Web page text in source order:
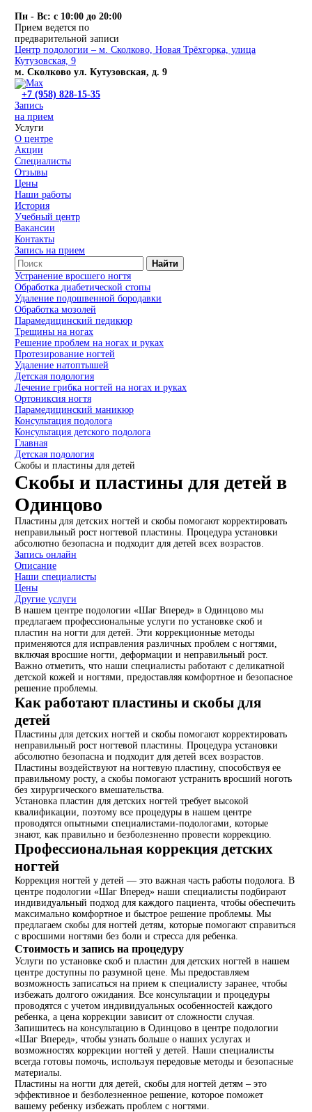
Пн - Вс: с 10:00 до 20:00
Прием ведется по
предварительной записи
Центр подологии – м. Сколково, Новая Трёхгорка, улица
Кутузовская, 9
м. Сколково ул. Кутузовская, д. 9
+7 (958) 828-15-35
Запись
на прием
Услуги
О центре
Акции
Специалисты
Отзывы
Цены
Наши работы
История
Учебный центр
Вакансии
Контакты
Запись на прием
Найти
Устранение вросшего ногтя
Обработка диабетической стопы
Удаление подошвенной бородавки
Обработка мозолей
Парамедицинский педикюр
Трещины на ногах
Решение проблем на ногах и руках
Протезирование ногтей
Удаление натоптышей
Детская подология
Лечение грибка ногтей на ногах и руках
Ортониксия ногтя
Парамедицинский маникюр
Консультация подолога
Консультация детского подолога
Главная
Детская подология
Скобы и пластины для детей
Скобы и пластины для детей в
Одинцово
Пластины для детских ногтей и скобы помогают корректировать
неправильный рост ногтевой пластины. Процедура установки
абсолютно безопасна и подходит для детей всех возрастов.
Запись онлайн
Описание
Наши специалисты
Цены
Другие услуги
В нашем центре подологии «Шаг Вперед» в Одинцово мы
предлагаем профессиональные услуги по установке скоб и
пластин на ногти для детей. Эти коррекционные методы
применяются для исправления различных проблем с ногтями,
включая вросшие ногти, деформации и неправильный рост.
Важно отметить, что наши специалисты работают с деликатной
детской кожей и ногтями, предоставляя комфортное и безопасное
решение проблемы.
Как работают пластины и скобы для
детей
Пластины для детских ногтей и скобы помогают корректировать
неправильный рост ногтевой пластины. Процедура установки
абсолютно безопасна и подходит для детей всех возрастов.
Пластины воздействуют на ногтевую пластину, способствуя ее
правильному росту, а скобы помогают устранить вросший ноготь
без хирургического вмешательства.
Установка пластин для детских ногтей требует высокой
квалификации, поэтому все процедуры в нашем центре
проводятся опытными специалистами-подологами, которые
знают, как правильно и безболезненно провести коррекцию.
Профессиональная коррекция детских
ногтей
Коррекция ногтей у детей — это важная часть работы подолога. В
центре подологии «Шаг Вперед» наши специалисты подбирают
индивидуальный подход для каждого пациента, чтобы обеспечить
максимально комфортное и быстрое решение проблемы. Мы
предлагаем скобы для ногтей детям, которые помогают справиться
с вросшими ногтями без боли и стресса для ребенка.
Стоимость и запись на процедуру
Услуги по установке скоб и пластин для детских ногтей в нашем
центре доступны по разумной цене. Мы предоставляем
возможность записаться на прием к специалисту заранее, чтобы
избежать долгого ожидания. Все консультации и процедуры
проводятся с учетом индивидуальных особенностей каждого
ребенка, а цена коррекции зависит от сложности случая.
Запишитесь на консультацию в Одинцово в центре подологии
«Шаг Вперед», чтобы узнать больше о наших услугах и
возможностях коррекции ногтей у детей. Наши специалисты
всегда готовы помочь, используя передовые методы и безопасные
материалы.
Пластины на ногти для детей, скобы для ногтей детям – это
эффективное и безболезненное решение, которое поможет
вашему ребенку избежать проблем с ногтями.